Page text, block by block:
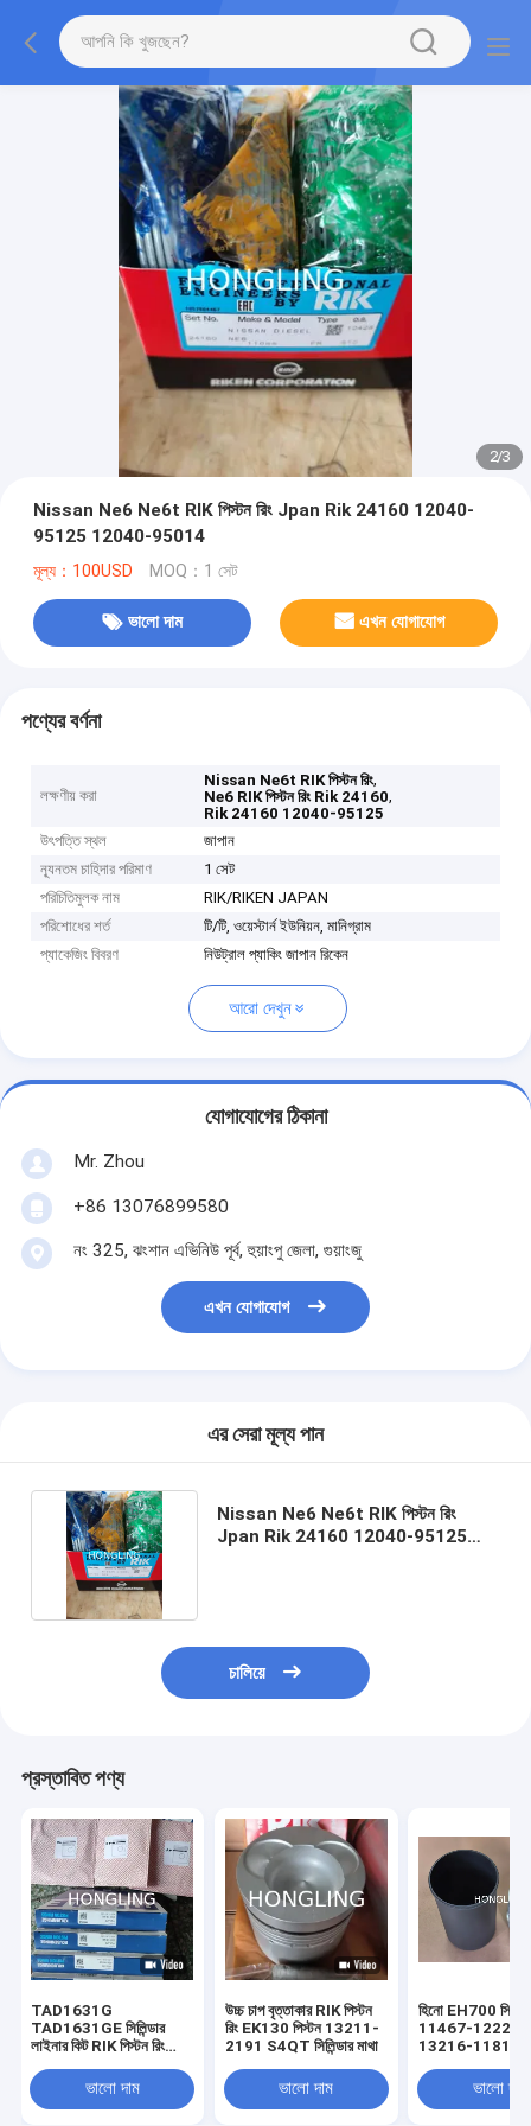
2/3
Nissan Ne6 Ne6t RIK পিস্টন রিং Jpan Rik 24160 12040-
95125 12040-95014
মূল্য：100USD MOQ：1 সেট
ভালো দাম এখন যোগাযোগ
পণ্যের বর্ণনা
লক্ষণীয় করা
Nissan Ne6t RIK পিস্টন রিং,
Ne6 RIK পিস্টন রিং Rik 24160,
Rik 24160 12040-95125
উৎপত্তি স্থল
জাপান
ন্যূনতম চাহিদার পরিমাণ
1 সেট
পরিচিতিমুলক নাম
RIK/RIKEN JAPAN
পরিশোধের শর্ত
টি/টি, ওয়েস্টার্ন ইউনিয়ন, মানিগ্রাম
প্যাকেজিং বিবরণ
নিউট্রাল প্যাকিং জাপান রিকেন
আরো দেখুন
যোগাযোগের ঠিকানা
Mr. Zhou
+86 13076899580
নং 325, ঝংশান এভিনিউ পূর্ব, হুয়াংপু জেলা, গুয়াংজু
এখন যোগাযোগ
এর সেরা মূল্য পান
Nissan Ne6 Ne6t RIK পিস্টন রিং
Jpan Rik 24160 12040-95125
চালিয়ে
প্রস্তাবিত পণ্য
TAD1631G
TAD1631GE সিলিন্ডার
লাইনার কিট RIK পিস্টন রিং
03816voভালো দাম
উচ্চ চাপ বৃত্তাকার RIK পিস্টন
রিং EK130 পিস্টন 13211-
2191 S4QT সিলিন্ডার মাথা
ভালো দাম
হিনো EH700
11467-1222 এবং
13216-1181
ভালো দাম